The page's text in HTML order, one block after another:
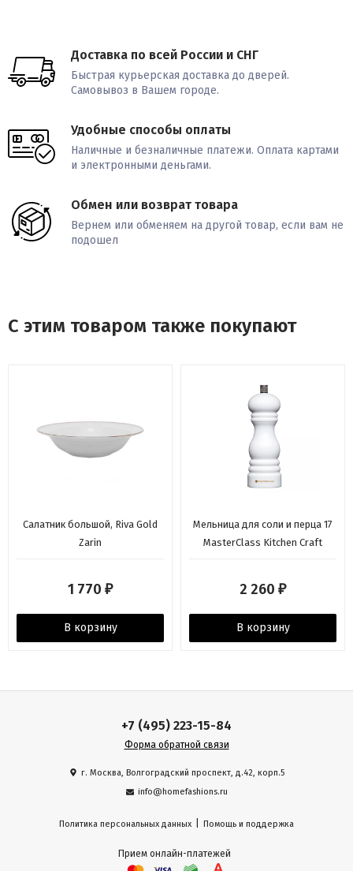
Доставка по всей России и СНГ
Быстрая курьерская доставка до дверей.
Самовывоз в Вашем городе.
Удобные способы оплаты
Наличные и безналичные платежи. Оплата картами
и электронными деньгами.
Обмен или возврат товара
Вернем или обменяем на другой товар, если вам не
подошел
С этим товаром также покупают
Салатник большой, Riva Gold
Zarin
1 770 ₽
В корзину
Мельница для соли и перца 17
MasterClass Kitchen Craft
2 260 ₽
В корзину
+7 (495) 223-15-84
Форма обратной связи
г. Москва, Волгоградский проспект, д.42, корп.5
info@homefashions.ru
Политика персональных данных Помощь и поддержка
Прием онлайн-платежей